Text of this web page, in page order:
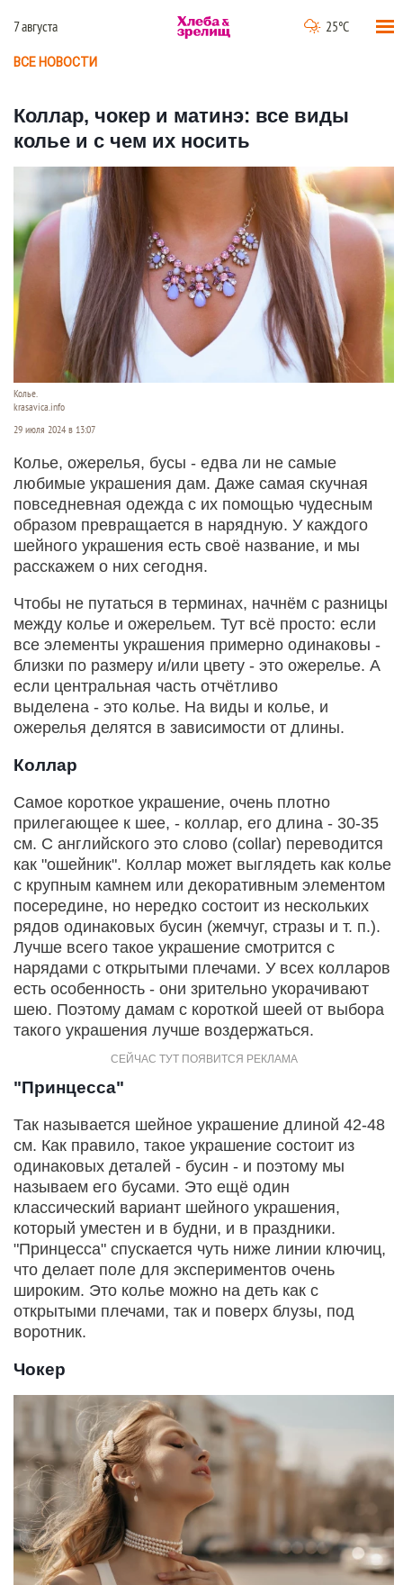
7 августа 25°C
ВСЕ НОВОСТИ
Коллар, чокер и матинэ: все виды
колье и с чем их носить
Колье.
krasavica.info
29 июля 2024 в 13:07
Колье, ожерелья, бусы - едва ли не самые
любимые украшения дам. Даже самая скучная
повседневная одежда с их помощью чудесным
образом превращается в нарядную. У каждого
шейного украшения есть своё название, и мы
расскажем о них сегодня.
Чтобы не путаться в терминах, начнём с разницы
между колье и ожерельем. Тут всё просто: если
все элементы украшения примерно одинаковы -
близки по размеру и/или цвету - это ожерелье. А
если центральная часть отчётливо
выделена - это колье. На виды и колье, и
ожерелья делятся в зависимости от длины.
Коллар
Самое короткое украшение, очень плотно
прилегающее к шее, - коллар, его длина - 30-35
см. С английского это слово (collar) переводится
как "ошейник". Коллар может выглядеть как колье
с крупным камнем или декоративным элементом
посередине, но нередко состоит из нескольких
рядов одинаковых бусин (жемчуг, стразы и т. п.).
Лучше всего такое украшение смотрится с
нарядами с открытыми плечами. У всех колларов
есть особенность - они зрительно укорачивают
шею. Поэтому дамам с короткой шеей от выбора
такого украшения лучше воздержаться.
"Принцесса"
Так называется шейное украшение длиной 42-48
см. Как правило, такое украшение состоит из
одинаковых деталей - бусин - и поэтому мы
называем его бусами. Это ещё один
классический вариант шейного украшения,
который уместен и в будни, и в праздники.
"Принцесса" спускается чуть ниже линии ключиц,
что делает поле для экспериментов очень
широким. Это колье можно на деть как с
открытыми плечами, так и поверх блузы, под
воротник.
Чокер